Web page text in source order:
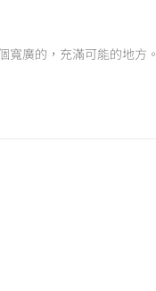
廣的，充滿可能的地方。